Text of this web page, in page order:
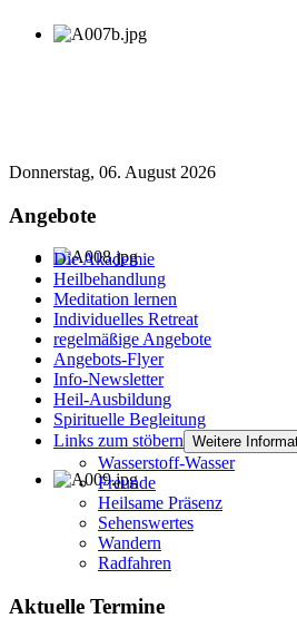
Donnerstag, 06. August 2026
Angebote
Die Akademie
Heilbehandlung
Meditation lernen
Individuelles Retreat
regelmäßige Angebote
Angebots-Flyer
Info-Newsletter
Heil-Ausbildung
Spirituelle Begleitung
Links zum stöbern Weitere
Wasserstoff-Wasser
Freunde
Heilsame Präsenz
Sehenswertes
Wandern
Radfahren
Aktuelle Termine